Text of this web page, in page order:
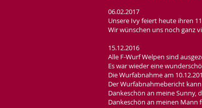
06.02.2017
Unsere Ivy feiert heute ihren
Wir wünschen uns noch ganz
15.12.2016
Alle F-Wurf Welpen sind
Es war wieder eine
Die Wurfabnahme am
Der Wurfabnahmebericht
Dankeschön an meine Sunny,
Dankeschön an meinen Mann